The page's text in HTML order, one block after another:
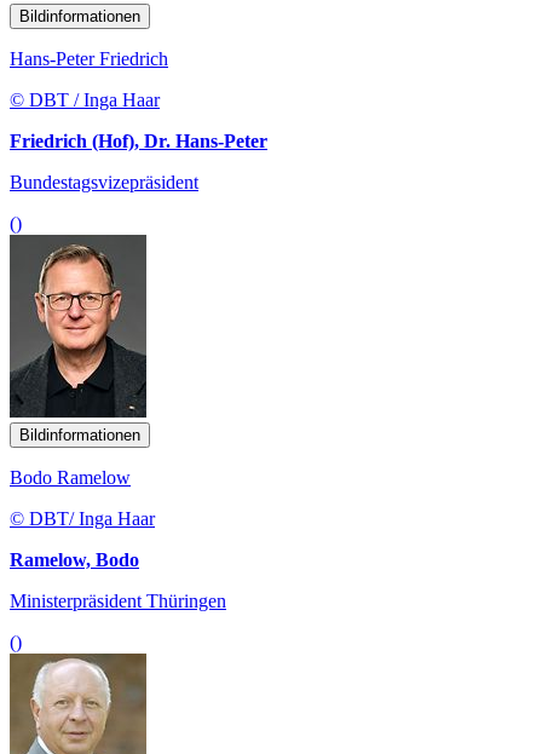
Bildinformationen
Hans-Peter Friedrich
© DBT / Inga Haar
Friedrich (Hof), Dr. Hans-Peter
Bundestagsvizepräsident
()
Bildinformationen
Bodo Ramelow
© DBT/ Inga Haar
Ramelow, Bodo
Ministerpräsident Thüringen
()